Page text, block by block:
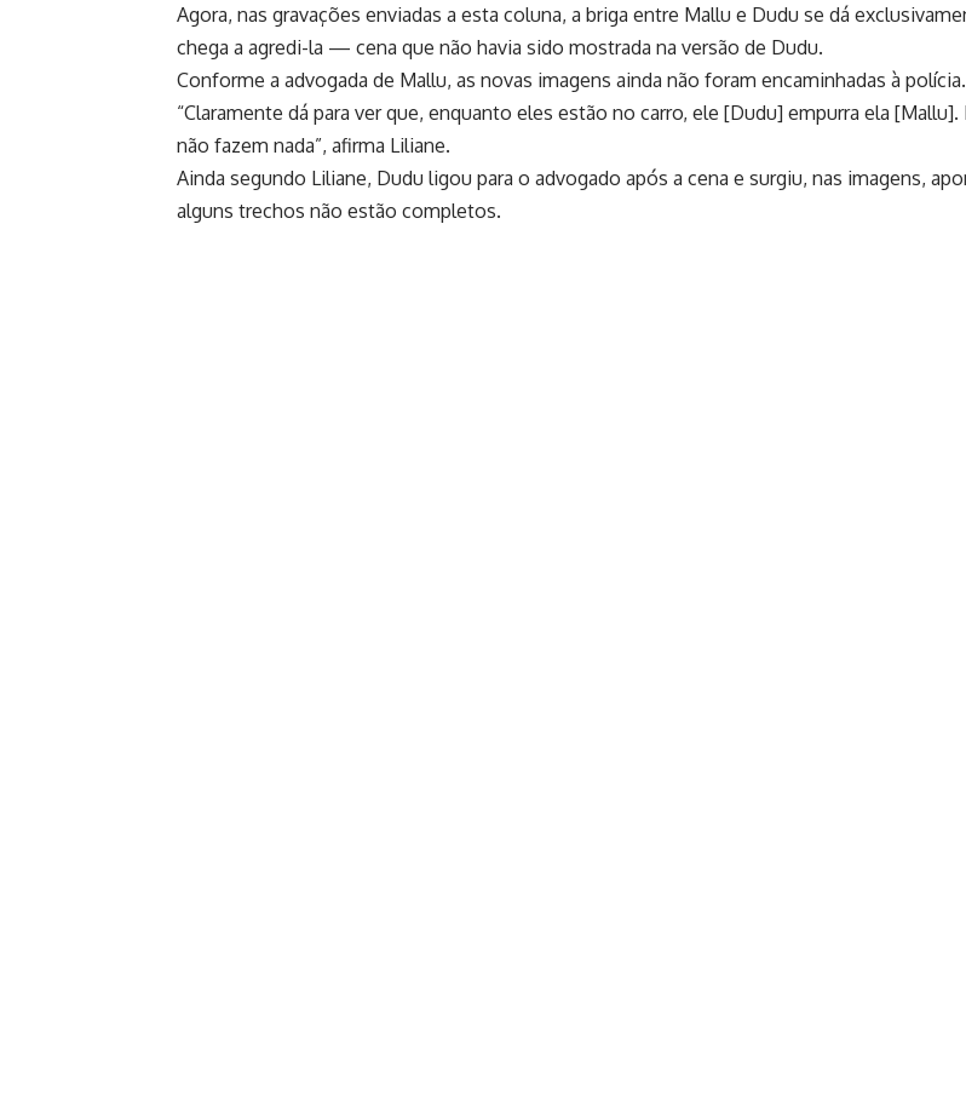
Agora, nas gravações enviadas a esta coluna, a briga entre Mallu e Dudu se dá
chega a agredi-la — cena que não havia sido mostrada na versão de Dudu.
Conforme a advogada de Mallu, as novas imagens ainda não foram encaminhadas à
“Claramente dá para ver que, enquanto eles estão no carro, ele [Dudu] empurra ela
não fazem nada”, afirma Liliane.
Ainda segundo Liliane, Dudu ligou para o advogado após a cena e surgiu, nas imagens,
alguns trechos não estão completos.